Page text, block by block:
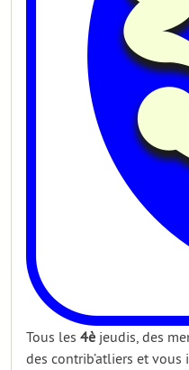
Tous les 4è jeudis, des
des contrib’atliers et